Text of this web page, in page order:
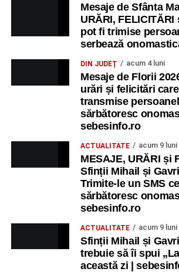
Mesaje de Sfânta
URĂRI,
pot fi trimise
serbează
DIN JUDEȚ acum 4 luni
Mesaje de Florii
urări și felicitări
transmise
sărbătoresc
sebesinfo.ro
ACTUALITATE acum 9 luni
MESAJE, URĂRI și
Sfinții Mihail și
Trimite-le un SMS
sărbătoresc
sebesinfo.ro
ACTUALITATE acum 9 luni
Sfinții Mihail și
trebuie să îi spui
această zi |